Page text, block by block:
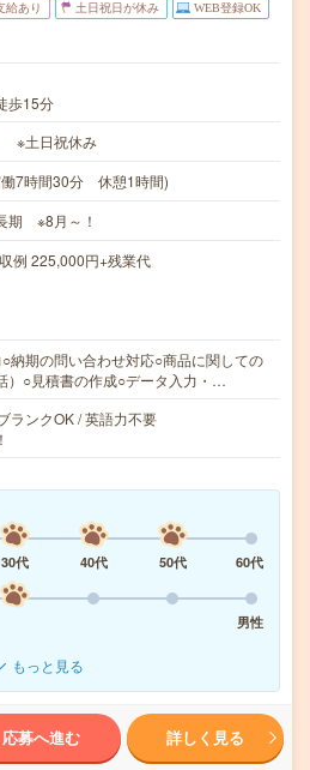
給あり 土日祝日が休み WEB登録OK
歩15分
※土日祝休み
7時間30分 休憩1時間)
期 ※8月～！
例 225,000円+残業代
納期の問い合わせ対応○商品に関しての
）○見積書の作成○データ入力・…
ランクOK / 英語力不要
30代 40代 50代
60代
男性
もっと見る
応募へ進む 詳しく見る